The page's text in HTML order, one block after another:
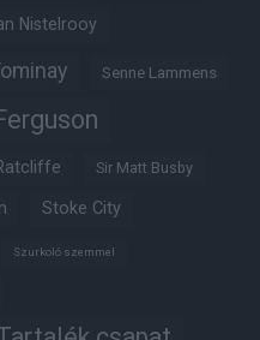
Nistelrooy
Senne Lammens
Sir Matt Busby
Stoke City
Szurkoló szemmel